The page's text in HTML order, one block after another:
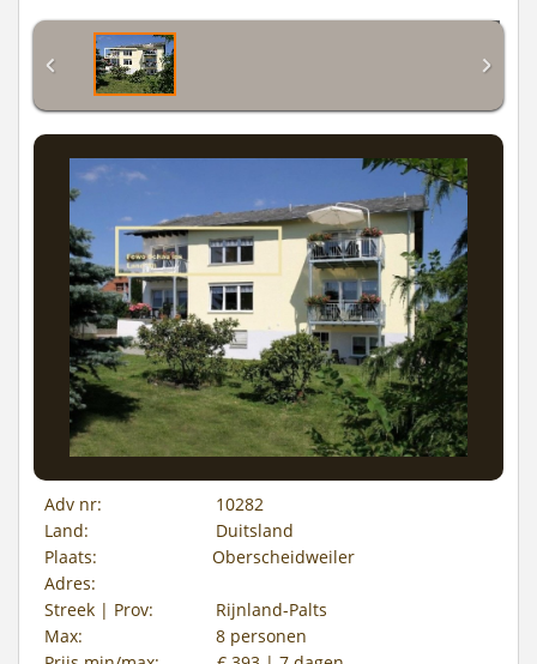
Adv nr:
10282
Land:
Duitsland
Plaats:
Oberscheidweiler
Adres:
Streek | Prov:
Rijnland-Palts
Max:
8 personen